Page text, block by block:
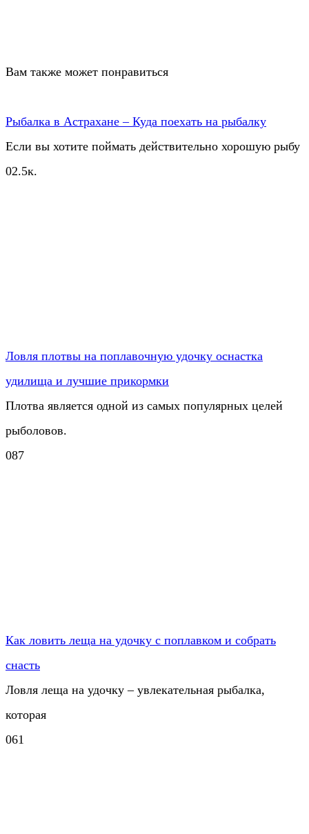
Вам также может понравиться
Рыбалка в Астрахане – Куда поехать на рыбалку
Если вы хотите поймать действительно хорошую рыбу
02.5к.
Ловля плотвы на поплавочную удочку оснастка
удилища и лучшие прикормки
Плотва является одной из самых популярных целей
рыболовов.
087
Как ловить леща на удочку с поплавком и собрать
снасть
Ловля леща на удочку – увлекательная рыбалка,
которая
061